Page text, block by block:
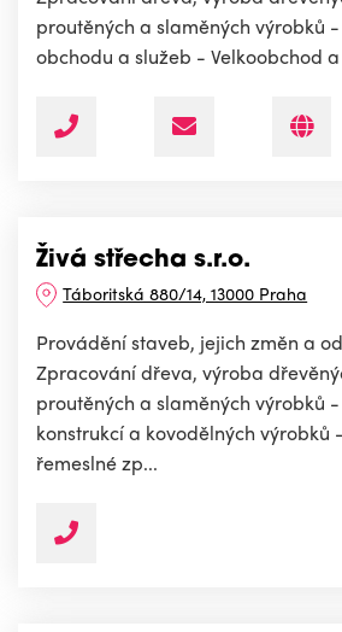
proutěných a slaměných výrobků
obchodu a služeb - Velkoobchod
Živá střecha s.r.o.
Táboritská 880/14, 13000 Praha
Provádění staveb, jejich změn a
Zpracování dřeva, výroba
proutěných a slaměných výrobků
konstrukcí a kovodělných výrobků
řemeslné zp...